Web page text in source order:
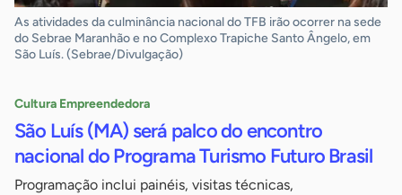
As atividades da culminância nacional do TFB irão ocorrer na sede
do Sebrae Maranhão e no Complexo Trapiche Santo Ângelo, em
São Luís. (Sebrae/Divulgação)
Cultura Empreendedora
São Luís (MA) será palco do encontro
nacional do Programa Turismo Futuro Brasil
Programação inclui painéis, visitas técnicas,